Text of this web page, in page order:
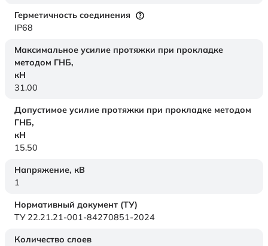
Герметичность соединения
IP68
Максимальное усилие протяжки при прокладке
методом ГНБ,
кН
31.00
Допустимое усилие протяжки при прокладке методом
ГНБ,
кН
15.50
Напряжение, кВ
1
Нормативный документ (ТУ)
ТУ 22.21.21-001-84270851-2024
Количество слоев